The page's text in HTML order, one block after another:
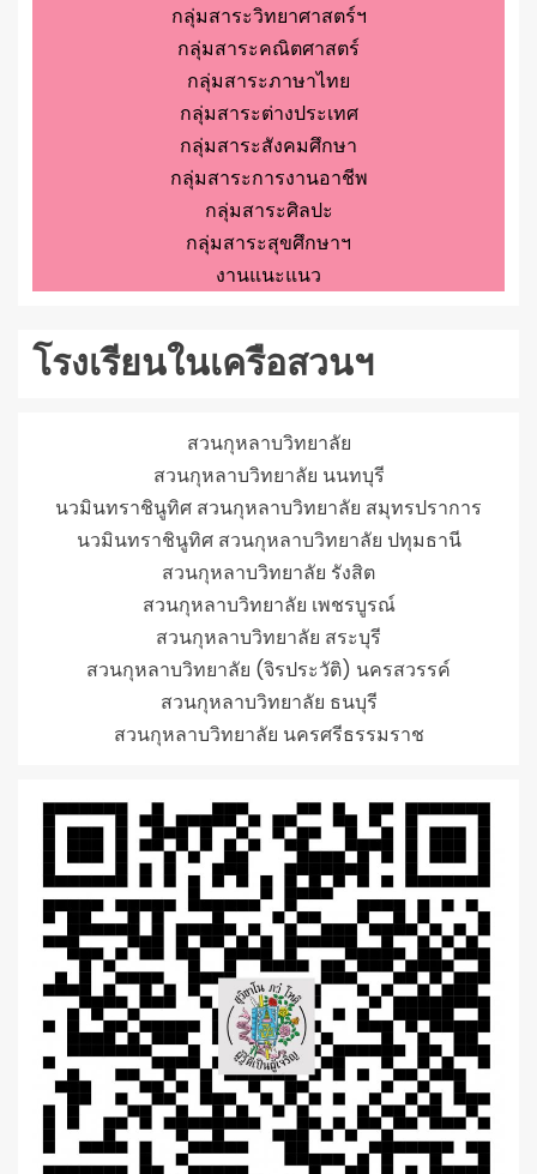
กลุ่มสาระวิทยาศาสตร์ฯ
กลุ่มสาระคณิตศาสตร์
กลุ่มสาระภาษาไทย
กลุ่มสาระต่างประเทศ
กลุ่มสาระสังคมศึกษา
กลุ่มสาระการงานอาชีพ
กลุ่มสาระศิลปะ
กลุ่มสาระสุขศึกษาฯ
งานแนะแนว
โรงเรียนในเครือสวนฯ
สวนกุหลาบวิทยาลัย
สวนกุหลาบวิทยาลัย นนทบุรี
นวมินทราชินูทิศ สวนกุหลาบวิทยาลัย สมุทรปราการ
นวมินทราชินูทิศ สวนกุหลาบวิทยาลัย ปทุมธานี
สวนกุหลาบวิทยาลัย รังสิต
สวนกุหลาบวิทยาลัย เพชรบูรณ์
สวนกุหลาบวิทยาลัย สระบุรี
สวนกุหลาบวิทยาลัย (จิรประวัติ) นครสวรรค์
สวนกุหลาบวิทยาลัย ธนบุรี
สวนกุหลาบวิทยาลัย นครศรีธรรมราช